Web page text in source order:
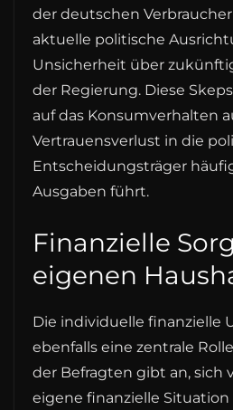
der deutschen
aktuelle politische
Unsicherheit über
der Regierung. Diese
auf das Konsumverhalten
Vertrauensverlust in die
Entscheidungsträger
Ausgaben führt.
Finanzielle
eigenen
Die individuelle finanzielle
ebenfalls eine zentrale
der Befragten gibt an, sich
eigene finanzielle Situation